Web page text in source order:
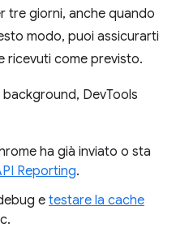
tre giorni, anche quando
modo, puoi assicurarti
ricevuti come previsto.
DevTools
ha già inviato o sta
Reporting.
e testare la cache